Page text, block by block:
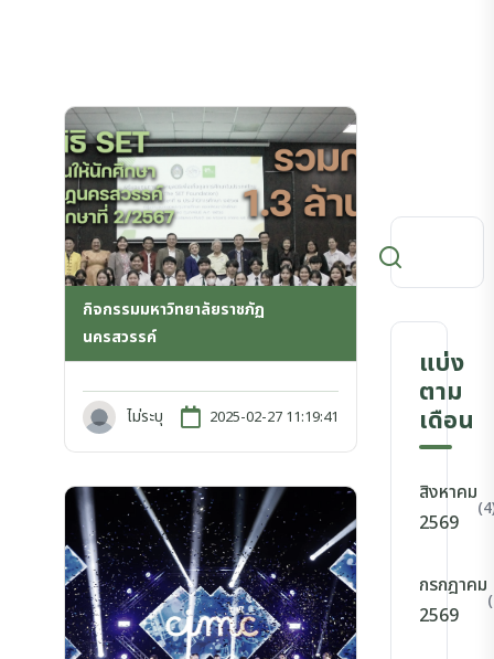
กิจกรรมมหาวิทยาลัยราชภัฏ
นครสวรรค์
ไม่ระบุ 2025-02-27 11:19:41
แบ่ง
ตาม
เดือน
สิงหาคม
2569
กรกฎาคม
2569